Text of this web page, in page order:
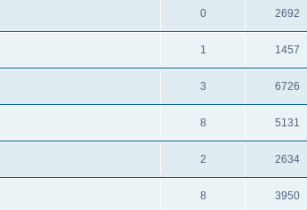
0 2692
1 1457
3 6726
8 5131
2 2634
8 3950